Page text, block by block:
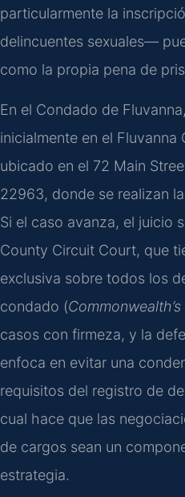
particularmente la
delincuentes sexuales—
como la propia pena de
En el Condado de
inicialmente en el
ubicado en el 72 Main
22963, donde se realizan
Si el caso avanza, el juicio
County Circuit Court, que
exclusiva sobre todos los
condado (
casos con firmeza, y la
enfoca en evitar una
requisitos del registro de
cual hace que las
de cargos sean un
estrategia.